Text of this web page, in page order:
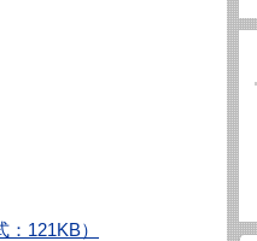
121KB）